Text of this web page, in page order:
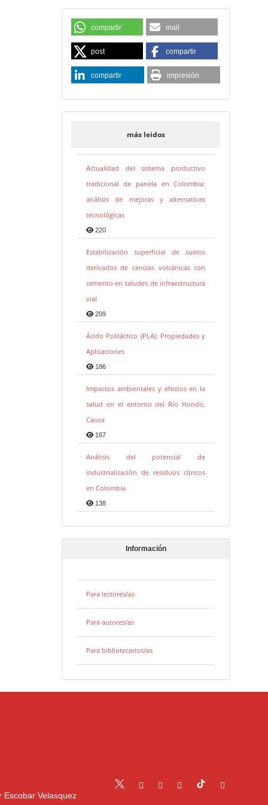
compartir mail
post compartir
compartir impresión
más leidos
Actualidad del sistema productivo
tradicional de panela en Colombia:
análisis de mejoras y alternativas
tecnológicas
220
Estabilización superficial de suelos
derivados de cenizas volcánicas con
cemento en taludes de infraestructura
vial
209
Ácido Poliláctico (PLA): Propiedades y
Aplicaciones
186
Impactos ambientales y efectos en la
salud en el entorno del Río Hondo,
Cauca
167
Análisis del potencial de
industrialización de residuos cítricos
en Colombia
138
Información
Para lectores/as
Para autores/as
Para bibliotecarios/as
Escobar Velasquez